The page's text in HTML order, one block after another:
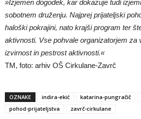
»Izjemen dogodek, kar dokazuje tudi
sobotnem druženju. Najprej prijateljski
haloški pokrajini, nato krajši program ter
aktivnosti. Vse pohvale organizatorjem za
izvirnost in pestrost aktivnosti.«
TM, foto: arhiv OŠ Cirkulane-Zavrč
OZNAKE indira-ekić katarina-pungračič
pohod-prijateljstva
zavrč-cirkulane